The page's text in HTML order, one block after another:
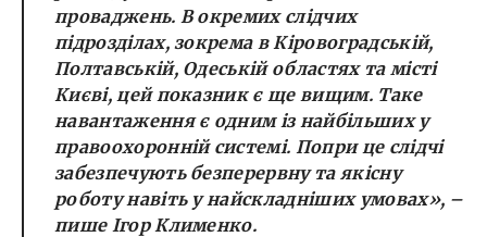
проваджень. В окремих слідчих
підрозділах, зокрема в Кіровоградській,
Полтавській, Одеській областях та місті
Києві, цей показник є ще вищим. Таке
навантаження є одним із найбільших у
правоохоронній системі. Попри це слідчі
забезпечують безперервну та якісну
роботу навіть у найскладніших умовах», –
пише Ігор Клименко.